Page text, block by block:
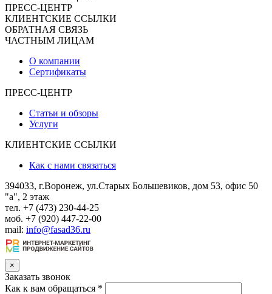
ПРЕСС-ЦЕНТР
КЛИЕНТСКИЕ ССЫЛКИ
ОБРАТНАЯ СВЯЗЬ
ЧАСТНЫМ ЛИЦАМ
О компании
Сертификаты
ПРЕСС-ЦЕНТР
Статьи и обзоры
Услуги
КЛИЕНТСКИЕ ССЫЛКИ
Как с нами связаться
394033, г.Воронеж, ул.Старых Большевиков, дом 53, офис 50
"а", 2 этаж
тел. +7 (473) 230-44-25
моб. +7 (920) 447-22-00
mail: info@fasad36.ru
×
Заказать звонок
Как к вам обращаться *